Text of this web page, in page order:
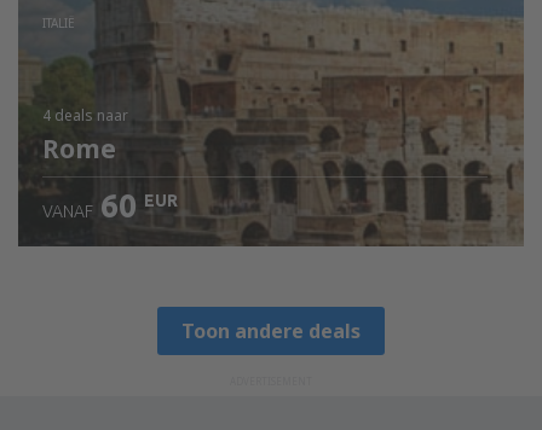
ITALIË
4 deals naar
Rome
VANAF 60 EUR
Toon andere deals